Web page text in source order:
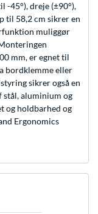
-45°), dreje (±90°),
til 58,2 cm sikrer en
muliggør
mm, er egnet til
bordklemme eller
sikrer også en
stål, aluminium og
og holdbarhed og
Ergonomics